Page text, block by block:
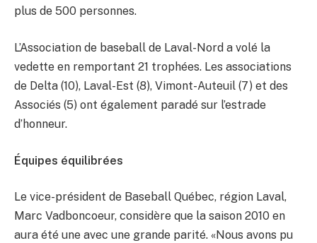
plus de 500 personnes.
L’Association de baseball de Laval-Nord a volé la
vedette en remportant 21 trophées. Les associations
de Delta (10), Laval-Est (8), Vimont-Auteuil (7) et des
Associés (5) ont également paradé sur l’estrade
d’honneur.
Équipes équilibrées
Le vice-président de Baseball Québec, région Laval,
Marc Vadboncoeur, considère que la saison 2010 en
aura été une avec une grande parité. «Nous avons pu